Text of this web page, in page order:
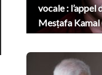
vocale : l’appel
Mesṭafa Kamal